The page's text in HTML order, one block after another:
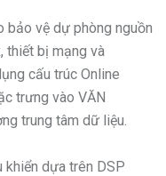
bảo vệ dự phòng nguồn
thiết bị mạng và
cấu trúc Online
trưng vào VĂN
trung tâm dữ liệu.
khiển dựa trên DSP